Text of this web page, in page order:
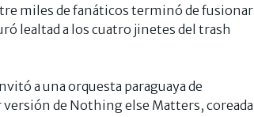
miles de fanáticos terminó de fusionar
lealtad a los cuatro jinetes del trash
a una orquesta paraguaya de
de Nothing else Matters, coreada